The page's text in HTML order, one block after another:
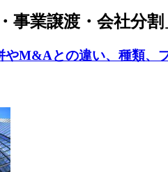
事業譲渡・会社分
やM&Aとの違い、種類、